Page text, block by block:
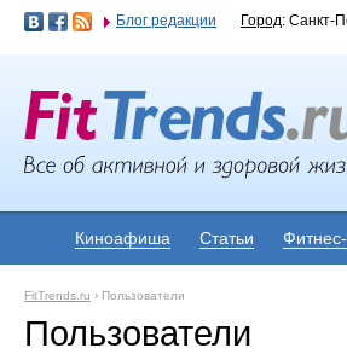
Блог редакции Город: Санкт-
Киноафиша Статьи
FitTrends.ru › Пользователи
Пользователи